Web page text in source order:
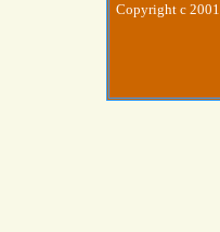
Copyright c 2001